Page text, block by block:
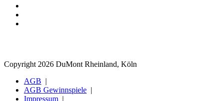
Copyright 2026 DuMont Rheinland, Köln
AGB
AGB Gewinnspiele
Impressum